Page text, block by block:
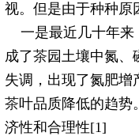
视。但是由于种种原
一是最近几十年来
成了茶园土壤中氮、
失调，出现了氮肥增
茶叶品质降低的趋势
济性和合理性[1]